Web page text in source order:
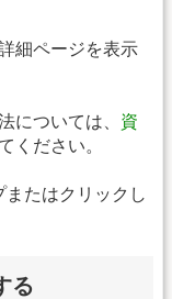
細ページを表示
については、 資
ください。
またはクリックし
る